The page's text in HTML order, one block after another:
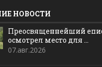
НОВОСТИ
Преосвященнейший
осмотрел место для ...
07.авг.2026